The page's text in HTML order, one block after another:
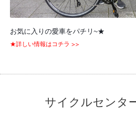
お気に入りの愛車をパチリ~★
★詳しい情報はコチラ >>
サイクルセンタ